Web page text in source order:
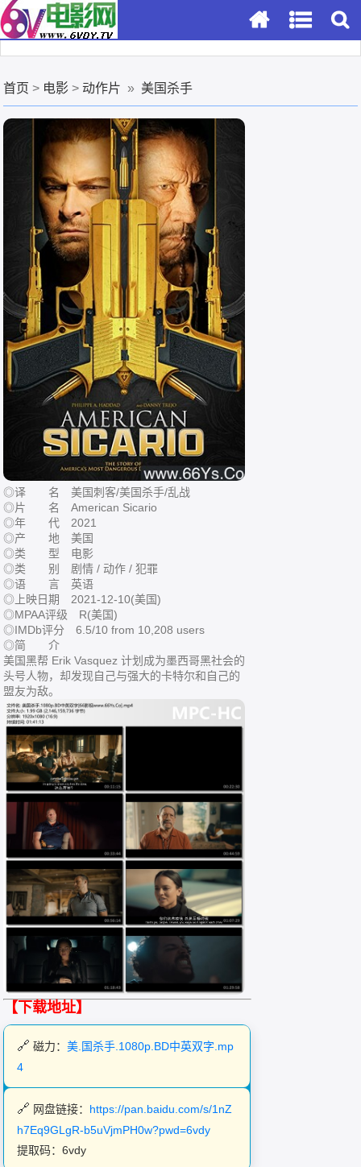
首页 > 电影 >动作片 » 美国杀手
◎译 名 美国刺客/美国杀手/乱战
◎片 名 American Sicario
◎年 代 2021
◎产 地 美国
◎类 型 电影
◎类 别 剧情 / 动作 / 犯罪
◎语 言 英语
◎上映日期 2021-12-10(美国)
◎MPAA评级 R(美国)
◎IMDb评分 6.5/10 from 10,208 users
◎简 介
美国黑帮 Erik Vasquez 计划成为墨西哥黑社会的
头号人物，却发现自己与强大的卡特尔和自己的
盟友为敌。
【下载地址】
磁力：美.国杀手.1080p.BD中英双字.mp
4
网盘链接： https://pan.baidu.com/s/1nZ
h7Eq9GLgR-b5uVjmPH0w?pwd=6vdy
提取码：6vdy